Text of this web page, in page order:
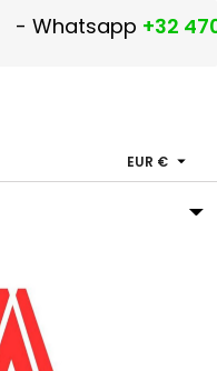
- Whatsapp +32
EUR € 